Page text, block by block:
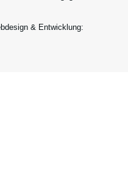
& Entwicklung: